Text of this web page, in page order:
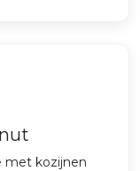
met kozijnen